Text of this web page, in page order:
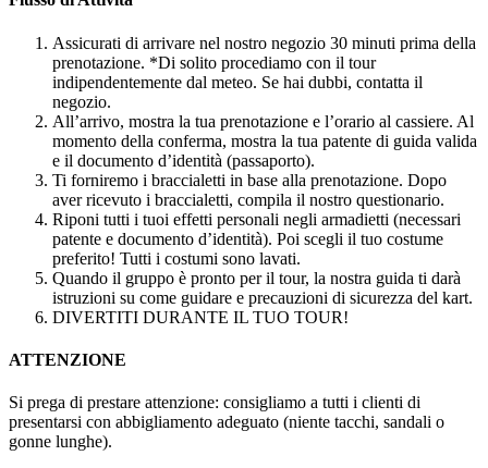
Assicurati di arrivare nel nostro negozio 30 minuti prima della
prenotazione. *Di solito procediamo con il tour
indipendentemente dal meteo. Se hai dubbi, contatta il
negozio.
All’arrivo, mostra la tua prenotazione e l’orario al cassiere. Al
momento della conferma, mostra la tua patente di guida valida
e il documento d’identità (passaporto).
Ti forniremo i braccialetti in base alla prenotazione. Dopo
aver ricevuto i braccialetti, compila il nostro questionario.
Riponi tutti i tuoi effetti personali negli armadietti (necessari
patente e documento d’identità). Poi scegli il tuo costume
preferito! Tutti i costumi sono lavati.
Quando il gruppo è pronto per il tour, la nostra guida ti darà
istruzioni su come guidare e precauzioni di sicurezza del kart.
DIVERTITI DURANTE IL TUO TOUR!
ATTENZIONE
Si prega di prestare attenzione: consigliamo a tutti i clienti di
presentarsi con abbigliamento adeguato (niente tacchi, sandali o
gonne lunghe).